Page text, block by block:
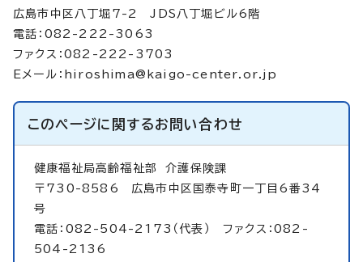
広島市中区八丁堀7-2 JDS八丁堀ビル6階
電話：082-222-3063
ファクス：082-222-3703
Eメール： hiroshima@kaigo-center.or.jp
このページに関するお問い合わせ
健康福祉局高齢福祉部介護保険課
〒730-8586 広島市中区国泰寺町一丁目6番34
号
電話：082-504-2173（代表） ファクス：082-
504-2136